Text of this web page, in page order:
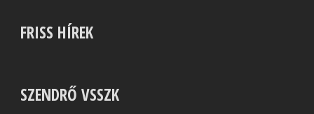
FRISS HÍREK
SZENDRŐ VSSZK